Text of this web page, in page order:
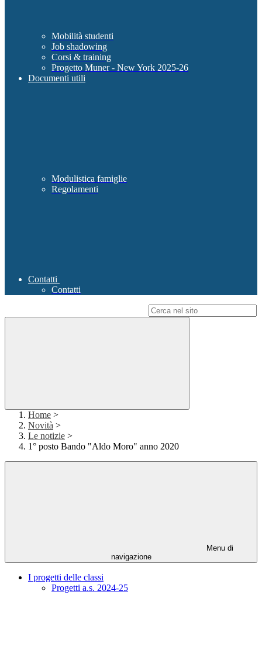
Mobilità studenti
Job shadowing
Corsi & training
Progetto Muner - New York 2025-26
Documenti utili
Modulistica famiglie
Regolamenti
Contatti
Contatti
Home >
Novità >
Le notizie >
1° posto Bando "Aldo Moro" anno 2020
Menu di
navigazione
I progetti delle classi
Progetti a.s. 2024-25